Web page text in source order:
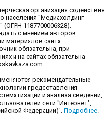
организация содействия
"Медиахолдинг
1187700006328).
с мнением авторов.
материалов сайта
обязательна, при
и на сайтах обязательна
рекомендательные
предоставления
и анализа сведений,
сети "Интернет",
Федерации)". Подробнее